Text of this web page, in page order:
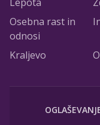
Osebna rast in
odnosi
Kraljevo